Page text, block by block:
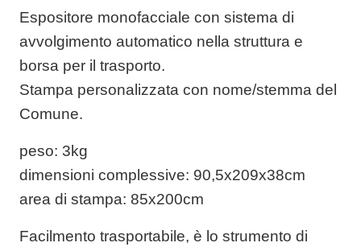
Espositore monofacciale con sistema di
avvolgimento automatico nella struttura e
borsa per il trasporto.
Stampa personalizzata con nome/stemma del
Comune.
peso: 3kg
dimensioni complessive: 90,5x209x38cm
area di stampa: 85x200cm
Facilmento trasportabile, è lo strumento di